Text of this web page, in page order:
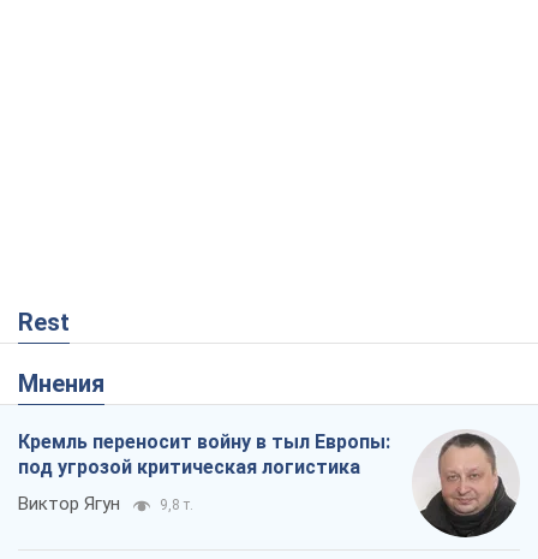
Rest
Мнения
Кремль переносит войну в тыл Европы:
под угрозой критическая логистика
Виктор Ягун 9,8 т.